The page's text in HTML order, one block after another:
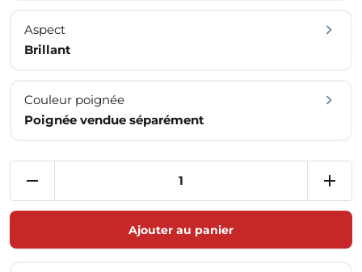
Aspect
Brillant
Couleur poignée
Poignée vendue séparément
Ajouter au panier